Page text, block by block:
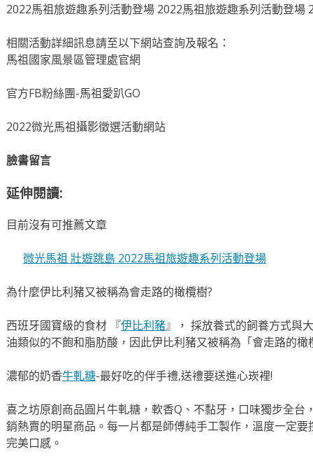
2022馬祖旅遊趣系列活動登場 2022馬祖旅遊趣系列活動登場
相關活動詳細訊息請至以下網站查詢及報名：
馬祖國家風景區管理處官網
官方FB粉絲團-馬祖愛趴GO
2022微光馬祖攝影徵選活動網站
臉書留言
延伸閱讀:
目前沒有可推薦文章
微光馬祖 壯遊跳島 2022馬祖旅遊趣系列活動登場
為什麼伊比利豬又被稱為會走路的橄欖樹?
西班牙國寶級的食材 『伊比利豬』， 採放養式的飼養方式與
油類似的不飽和脂肪酸，因此伊比利豬又被稱為「會走路的橄
濃郁的奶香牛軋糖-最好吃的伴手禮,送禮要送進心崁裡!
喜之坊原創商品圓片牛軋糖，軟香Q、不黏牙，口味獨步全台
銷熱賣的明星商品。每一片都是師傅純手工製作，溫度一定
完美口感。